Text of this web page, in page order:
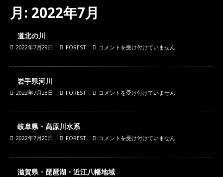
月: 2022年7月
道北の川
2022年7月29日 FOREST コメントを受け付けていません
岩手県河川
2022年7月28日 FOREST コメントを受け付けていません
岐阜県・高原川水系
2022年7月20日 FOREST コメントを受け付けていません
滋賀県・琵琶湖・近江八幡地域